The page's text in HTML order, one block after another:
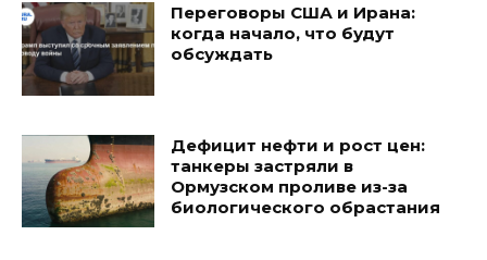
Переговоры США и Ирана:
когда начало, что будут
обсуждать
Дефицит нефти и рост цен:
танкеры застряли в
Ормузском проливе из-за
биологического обрастания